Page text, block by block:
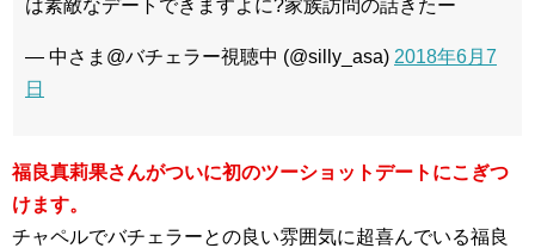
は素敵なデートできますよに?家族訪問の話きたー
— 中さま@バチェラー視聴中 (@silly_asa) 2018年6月7
日
福良真莉果さんがついに初のツーショットデートにこぎつ
けます。
チャペルでバチェラーとの良い雰囲気に超喜んでいる福良